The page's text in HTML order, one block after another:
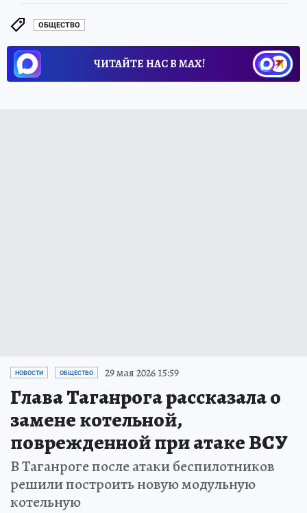
ОБЩЕСТВО
ЧИТАЙТЕ НАС В МАХ!
НОВОСТИ ОБЩЕСТВО 29 мая 2026 15:59
Глава Таганрога рассказала о
замене котельной,
поврежденной при атаке ВСУ
В Таганроге после атаки беспилотников
решили построить новую модульную
котельную